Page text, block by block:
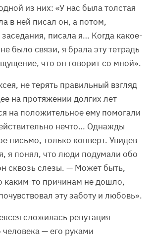
из них: «У нас была толстая
в ней писал он, а потом,
писала я… Когда какое-
было связи, я брала эту тетрадь
что он говорит со мной».
не терять правильный взгляд
на протяжении долгих лет
на положительное ему помогали
нечто… Однажды
письмо, только конверт. Увидев
я понял, что люди подумали обо
сквозь слезы. — Может быть,
каким-то причинам не дошло,
эту заботу и любовь».
сложилась репутация
— его руками